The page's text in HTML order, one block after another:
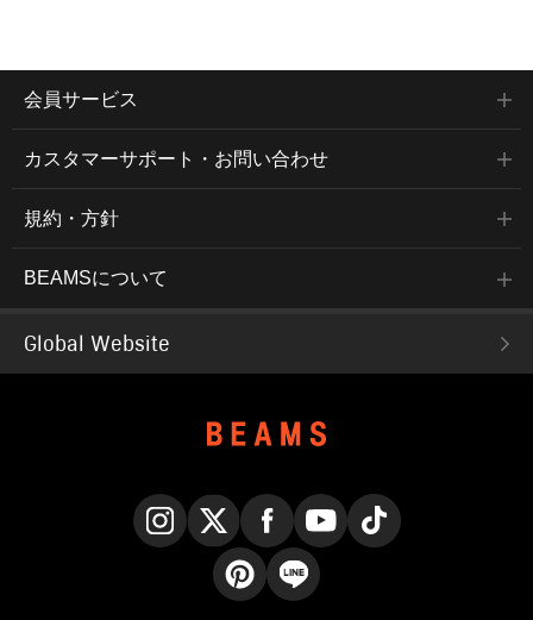
会員サービス
カスタマーサポート・お問い合わせ
規約・方針
BEAMSについて
Global Website